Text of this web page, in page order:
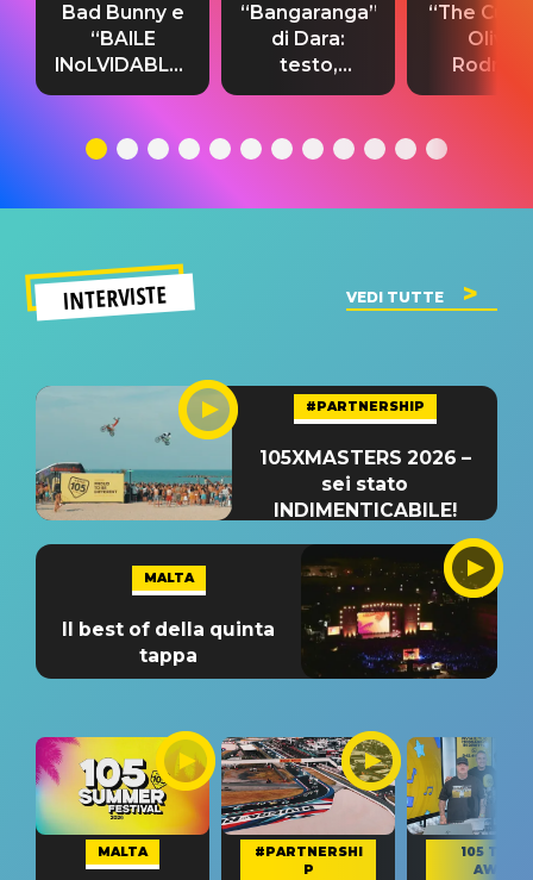
Bad Bunny e
“BAILE
INoLVIDABLE”:
testo,
significato
“Bangaranga”
di Dara:
testo,
traduzione e
del singolo
“The
Olivia
testo,
INTERVISTE VEDI TUTTE
#PARTNERSHIP
105XMASTERS 2026 –
sei stato
INDIMENTICABILE!
MALTA
Il best of della quinta
tappa
MALTA
#PARTNERSHI
P
105 TAKE
AWAY